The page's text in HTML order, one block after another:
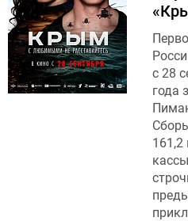
с 28
года
161,2